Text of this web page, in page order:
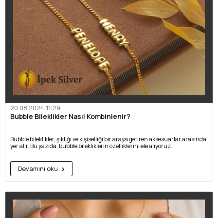
20.08.2024 11:29
Bubble Bileklikler Nasıl Kombinlenir?
Bubble bileklikler, şıklığı ve kişiselliği bir araya getiren aksesuarlar arasında
yer alır. Bu yazıda, bubble bilekliklerin özelliklerini ele alıyoruz.
Devamını oku